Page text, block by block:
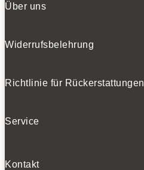
Über uns
Widerrufsbelehrung
Richtlinie für Rückerstattungen
Service
Kontakt